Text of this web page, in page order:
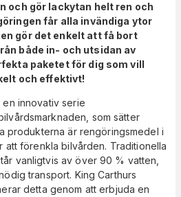
och gör lackytan helt ren och
får alla invändiga ytor
gör det enkelt att få bort
både in- och utsidan av
paketet för dig som vill
och effektivt!
innovativ serie
som sätter
produkterna är rengöringsmedel i
att förenkla bilvården. Traditionella
vanligtvis av över 90 % vatten,
transport. King Carthurs
detta genom att erbjuda en